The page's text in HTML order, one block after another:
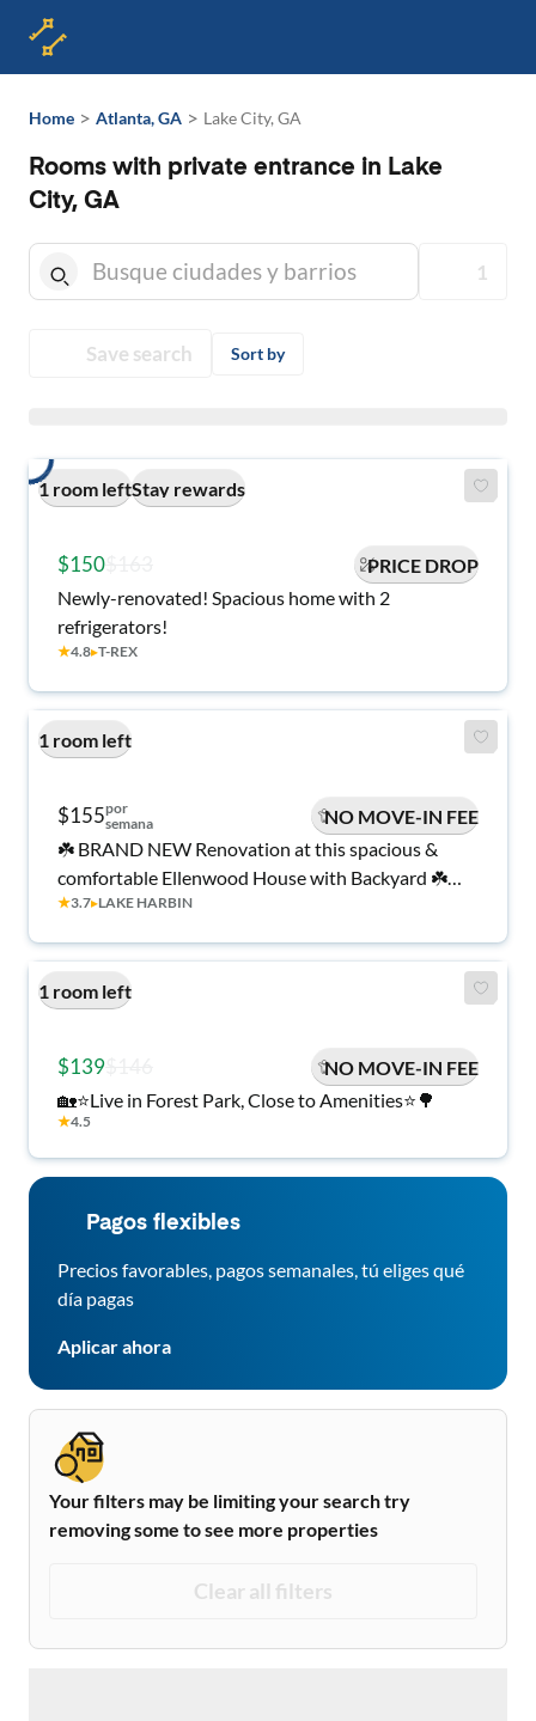
Home > Atlanta, GA > Lake City, GA
Rooms with private entrance in Lake
City, GA
1
Save search Sort by
1 room leftStay rewards
$150
PRICE DROP
Newly-renovated! Spacious home with 2
refrigerators!
★4.8▸T-REX
1 room left
$155por
semana
NO MOVE-IN FEE
☘️ BRAND NEW Renovation at this spacious &
comfortable Ellenwood House with Backyard ☘️
Large bedrooms, upgraded kitchen, two
★3.7▸LAKE HARBIN
1 room left
$139
NO MOVE-IN FEE
🏡⭐Live in Forest Park, Close to Amenities⭐🌳
★4.5
Pagos flexibles
Precios favorables, pagos semanales, tú eliges qué
día pagas
Aplicar ahora
Your filters may be limiting your search try
removing some to see more properties
Clear all filters